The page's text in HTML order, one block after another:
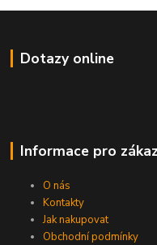
Dotazy online
Informace pro
O nás
Kontakty
Jak nakupovat
Obchodní podmínky